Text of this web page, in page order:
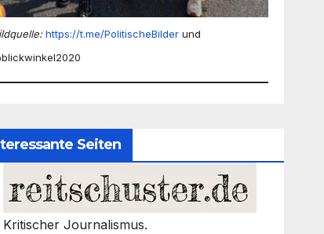
https://t.me/PolitischeBilder und
Seiten
Kritischer Journalismus.